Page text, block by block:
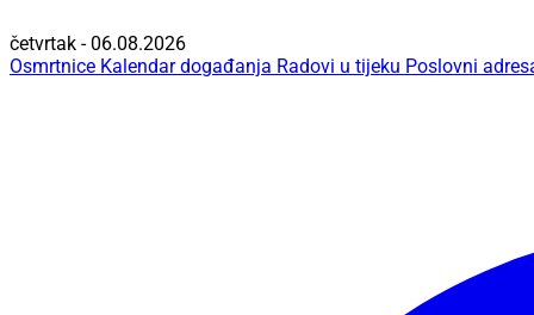
četvrtak - 06.08.2026
Osmrtnice Kalendar događanja Radovi u tijeku Poslovni